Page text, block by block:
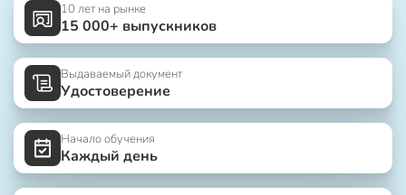
10 лет на рынке
15 000+ выпускников
Выдаваемый документ
Удостоверение
Начало обучения
Каждый день